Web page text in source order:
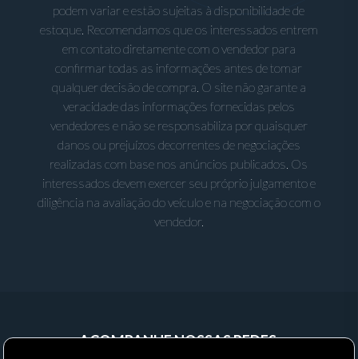
podem variar e estão sujeitas à disponibilidade de
estoque. Recomendamos que os interessados entrem
em contato diretamente com o vendedor para
confirmar todas as informações antes de tomar
qualquer decisão de compra. O site não garante a
veracidade das informações fornecidas pelos
vendedores e não se responsabiliza por quaisquer
danos ou prejuízos decorrentes de negociações
realizadas com base nos anúncios publicados. Os
interessados devem exercer seu próprio julgamento e
diligência na avaliação do veículo e na negociação com o
vendedor.
ACOMPANHE NOSSAS REDES: